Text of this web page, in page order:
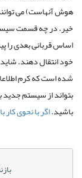
هوش آنهاست) می
خیر. در چه قسمت
اساس قربانی بعدی را
خود انتقال دهند.
شده است که کرم
بتواند از سیستم
باشید.اگر با نحوی کار